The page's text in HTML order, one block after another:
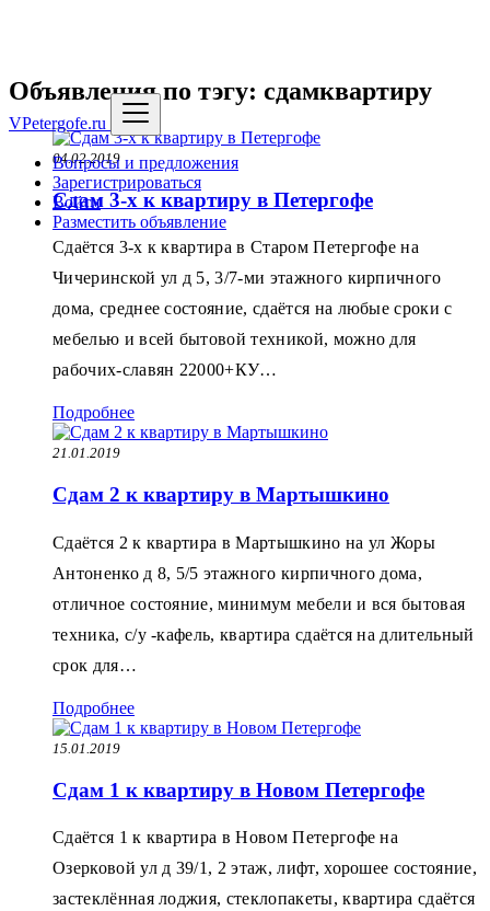
VPetergofe.ru
Вопросы и предложения
Зарегистрироваться
Войти
Разместить объявление
Объявления по тэгу: сдамквартиру
04.02.2019
Сдам 3-х к квартиру в Петергофе
Сдаётся 3-х к квартира в Старом Петергофе на
Чичеринской ул д 5, 3/7-ми этажного кирпичного
дома, среднее состояние, сдаётся на любые сроки с
мебелью и всей бытовой техникой, можно для
рабочих-славян 22000+КУ…
Подробнее
21.01.2019
Сдам 2 к квартиру в Мартышкино
Сдаётся 2 к квартира в Мартышкино на ул Жоры
Антоненко д 8, 5/5 этажного кирпичного дома,
отличное состояние, минимум мебели и вся бытовая
техника, с/у -кафель, квартира сдаётся на длительный
срок для…
Подробнее
15.01.2019
Сдам 1 к квартиру в Новом Петергофе
Сдаётся 1 к квартира в Новом Петергофе на
Озерковой ул д 39/1, 2 этаж, лифт, хорошее состояние,
застеклённая лоджия, стеклопакеты, квартира сдаётся